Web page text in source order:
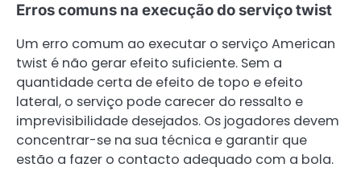
Erros comuns na execução do serviço twist
Um erro comum ao executar o serviço American
twist é não gerar efeito suficiente. Sem a
quantidade certa de efeito de topo e efeito
lateral, o serviço pode carecer do ressalto e
imprevisibilidade desejados. Os jogadores devem
concentrar-se na sua técnica e garantir que
estão a fazer o contacto adequado com a bola.